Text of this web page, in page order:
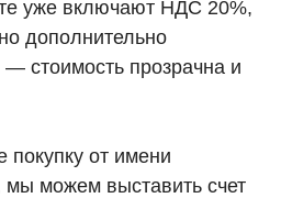
уже включают НДС 20%,
дополнительно
— стоимость прозрачна и
от имени
мы можем выставить счет